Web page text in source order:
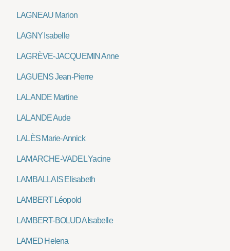
LAGNEAU Marion
LAGNY Isabelle
LAGRÈVE-JACQUEMIN Anne
LAGUENS Jean-Pierre
LALANDE Martine
LALANDE Aude
LALÈS Marie-Annick
LAMARCHE-VADEL Yacine
LAMBALLAIS Elisabeth
LAMBERT Léopold
LAMBERT-BOLUDA Isabelle
LAMED Helena